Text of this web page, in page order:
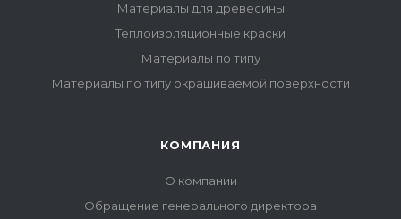
Материалы для древесины
Теплоизоляционные краски
Материалы по типу
Материалы по типу окрашиваемой поверхности
КОМПАНИЯ
О компании
Обращение генерального директора